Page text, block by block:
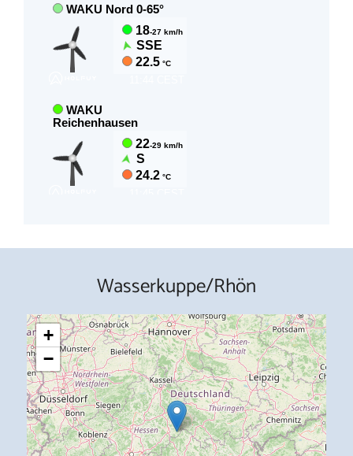
Wasserkuppe/Rhön
+
−